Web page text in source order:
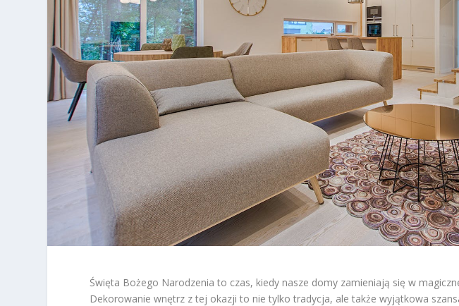
Święta Bożego Narodzenia to czas, kiedy nasze domy zamieniają się w
Dekorowanie wnętrz z tej okazji to nie tylko tradycja, ale także wyjątkowa